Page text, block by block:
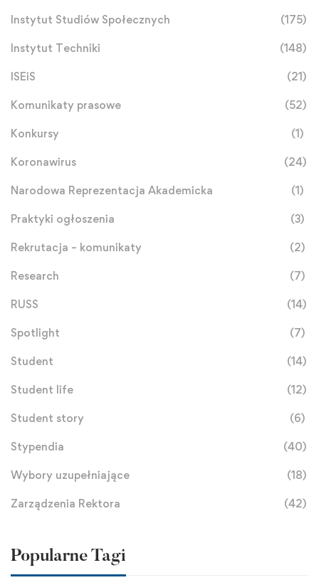
Instytut Studiów Społecznych (175)
Instytut Techniki (148)
ISEiS (21)
Komunikaty prasowe (52)
Konkursy (1)
Koronawirus (24)
Narodowa Reprezentacja Akademicka (1)
Praktyki ogłoszenia (3)
Rekrutacja – komunikaty (2)
Research (7)
RUSS (14)
Spotlight (7)
Student (14)
Student life (12)
Student story (6)
Stypendia (40)
Wybory uzupełniające (18)
Zarządzenia Rektora (42)
Popularne Tagi